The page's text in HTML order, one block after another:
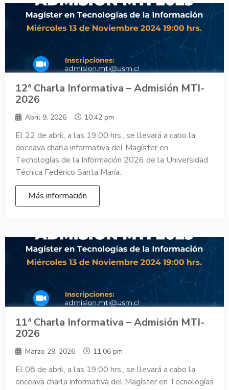
12ª Charla Informativa – Admisión MTI-
2026
Abril 9, 2026 10:42 pm
El 22 de abril, a las 19:00 hrs., se llevará a cabo la
doceava charla informativa del Magíster en
Tecnologías de la Información 2026 de la Universidad
Técnica Federico Santa María.
Más información
11ª Charla Informativa – Admisión MTI-
2026
Marzo 29, 2026 11:06 pm
El 08 de abril, a las 19:00 hrs., se llevará a cabo la
onceava charla informativa del Magíster en Tecnologías